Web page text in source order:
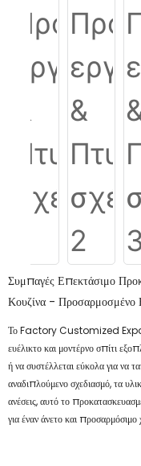
Συμπαγές Επεκτάσιμο
Κουζίνα - Προσαρμοσμένο
Το Factory Customized
ευέλικτο και μοντέρνο σπίτι
ή να συστέλλεται εύκολα για να
αναδιπλούμενο σχεδιασμό, τα
ανέσεις, αυτό το
για έναν άνετο και